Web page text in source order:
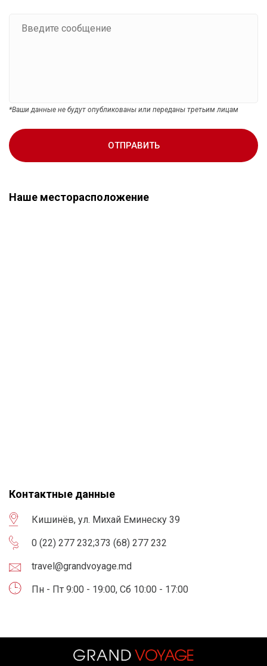
*Ваши данные не будут опубликованы или переданы третьим лицам
ОТПРАВИТЬ
Наше месторасположение
Контактные данные
Кишинёв, ул. Михай Еминеску 39
0 (22) 277 232;373 (68) 277 232
travel@grandvoyage.md
Пн - Пт 9:00 - 19:00, Сб 10:00 - 17:00